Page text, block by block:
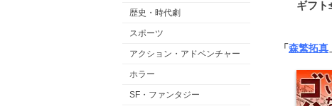
歴史・時代劇
スポーツ
アクション・アドベンチャー
ホラー
SF・ファンタジー
ギフト
「森繁拓真